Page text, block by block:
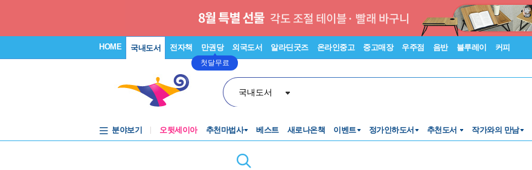
HOME 국내도서 전자책 만권당
첫달무료
외국도서 알라딘굿즈 온라인중고 중고매장 우주점 음반 블루레이 커피
국내도서
분야보기 오뒷세이아 추천마법사 베스트 새로나온책 이벤트 정가인하도서 추천도서 작가와의 만남